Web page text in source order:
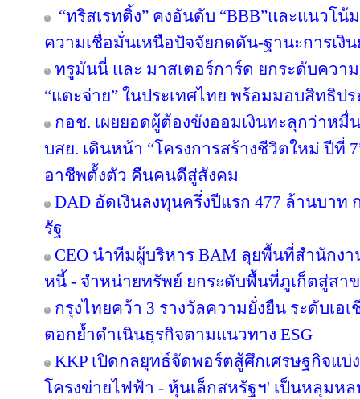
“ทริสเรทติ้ง” คงอันดับ “BBB”และแนวโน้
ความเชื่อมั่นเหนือปัจจัยกดดัน-ฐานะการเงิน
ทรูมันนี่ และ มาสเตอร์การ์ด ยกระดับควา
“แตะจ่าย” ในประเทศไทย พร้อมมอบสิทธิป
กอช. เผยยอดผู้ต้องขังออมเงินทะลุกว่าห
บสย. เดินหน้า “โครงการสร้างชีวิตใหม่ ปีที่
อาชีพตั้งตัว คืนคนดีสู่สังคม
DAD อัดเงินลงทุนครึ่งปีแรก 477 ล้านบาท
รัฐ
CEO นำทีมผู้บริหาร BAM ลุยพื้นที่สำนักงา
หนี้ - จำหน่ายทรัพย์ ยกระดับพื้นที่ภูเก็ตสู่ส
กรุงไทยคว้า 3 รางวัลความยั่งยืน ระดับเอเ
ตอกย้ำดำเนินธุรกิจตามแนวทาง ESG
KKP เปิดกลยุทธ์จัดพอร์ตสู้ศึกเศรษฐกิจแบ่
โครงข่ายไฟฟ้า - หุ้นเล็กสหรัฐฯ' เป็นหลุมห